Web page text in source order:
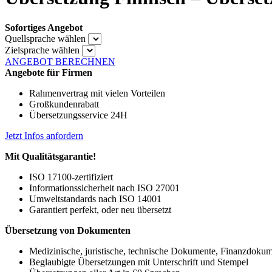
Sofortiges Angebot
Quellsprache wählen
Zielsprache wählen
ANGEBOT BERECHNEN
Angebote für Firmen
Rahmenvertrag mit vielen Vorteilen
Großkundenrabatt
Übersetzungsservice 24H
Jetzt Infos anfordern
Mit Qualitätsgarantie!
ISO 17100-zertifiziert
Informationssicherheit nach ISO 27001
Umweltstandards nach ISO 14001
Garantiert perfekt, oder neu übersetzt
Übersetzung von Dokumenten
Medizinische, juristische, technische Dokumente,
Beglaubigte Übersetzungen mit Unterschrift und Stempel